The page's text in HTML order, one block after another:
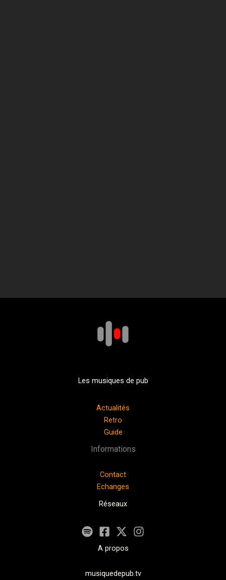
Les musiques de pub
Actualités
Retro
Guide
Informations
Contact
Echanges
Réseaux
A propos
musiquedepub.tv